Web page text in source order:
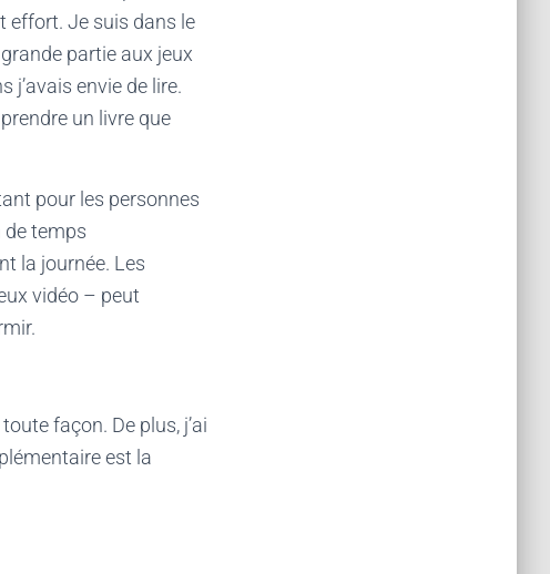
effort. Je suis dans le
partie aux jeux
j’avais envie de lire.
un livre que
pour les personnes
de temps
la journée. Les
vidéo – peut
façon. De plus, j’ai
est la